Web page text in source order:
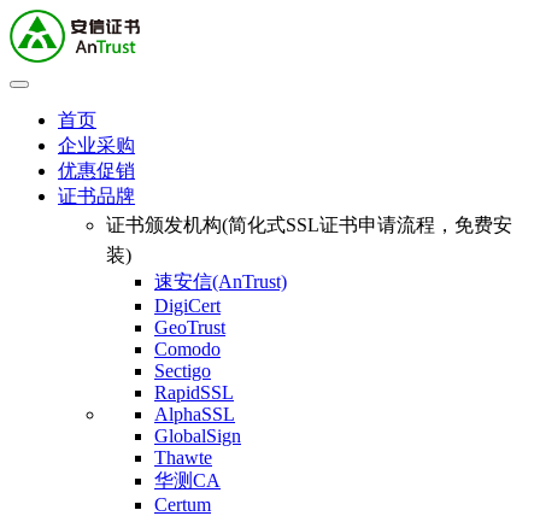
首页
企业采购
优惠促销
证书品牌
证书颁发机构(简化式SSL证书申请流程，免费安
装)
速安信(AnTrust)
DigiCert
GeoTrust
Comodo
Sectigo
RapidSSL
AlphaSSL
GlobalSign
Thawte
华测CA
Certum